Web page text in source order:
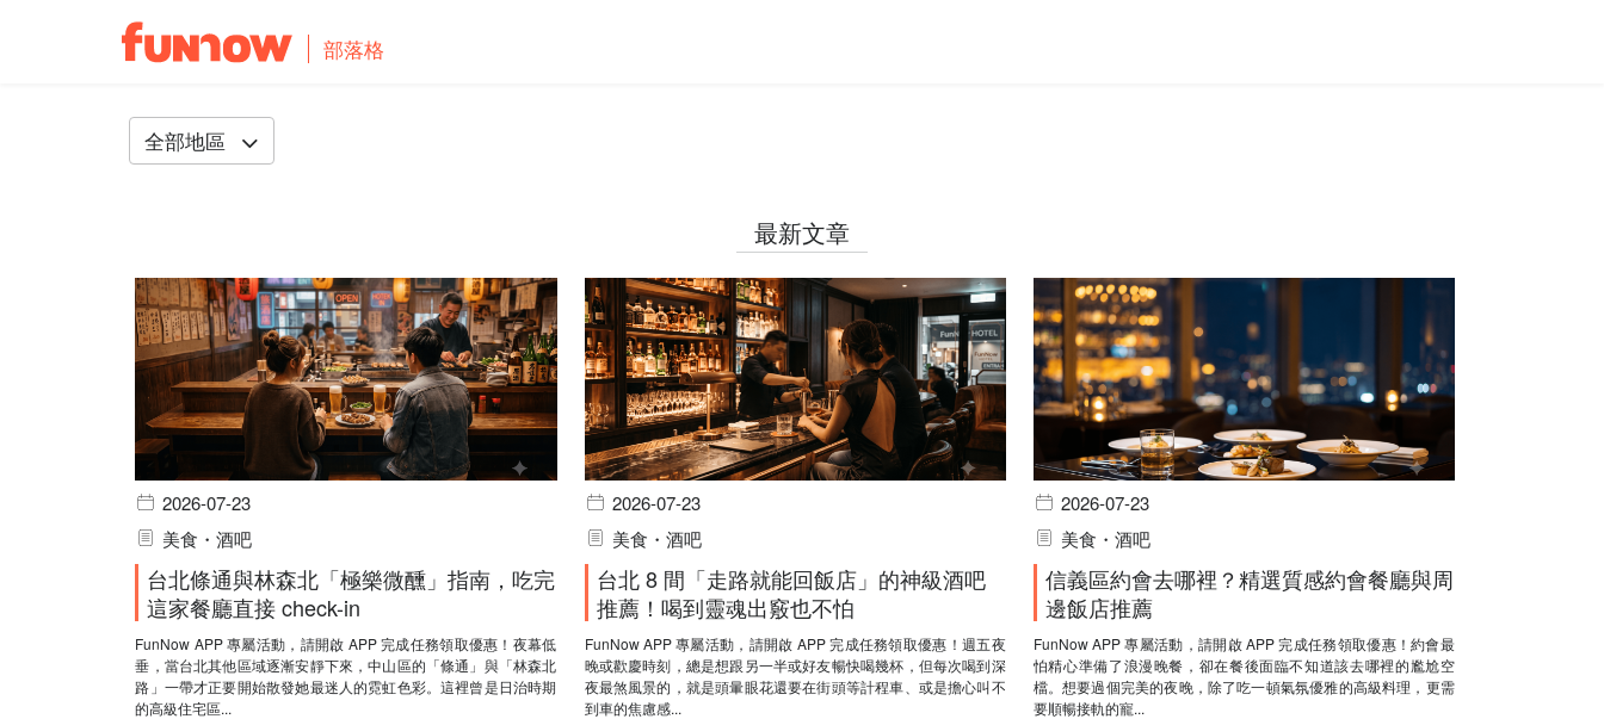
部落格
全部地區
最新文章
2026-07-23
美食・酒吧
台北條通與林森北「極樂微醺」指南，吃完
這家餐廳直接 check-in
FunNow APP 專屬活動，請開啟 APP 完成任務領取優惠！夜幕低
垂，當台北其他區域逐漸安靜下來，中山區的「條通」與「林森北
路」一帶才正要開始散發她最迷人的霓虹色彩。這裡曾是日治時期
的高級住宅區...
2026-07-23
美食・酒吧
台北 8 間「走路就能回飯店」的神級酒吧
推薦！喝到靈魂出竅也不怕
FunNow APP 專屬活動，請開啟 APP 完成任務領取優惠！週五夜
晚或歡慶時刻，總是想跟另一半或好友暢快喝幾杯，但每次喝到深
夜最煞風景的，就是頭暈眼花還要在街頭等計程車、或是擔心叫不
到車的焦慮感...
2026-07-23
美食・酒吧
信義區約會去哪裡？精選質感約會餐廳與周
邊飯店推薦
FunNow APP 專屬活動，請開啟 APP 完成任務領取優惠！約會最
怕精心準備了浪漫晚餐，卻在餐後面臨不知道該去哪裡的尷尬空
檔。想要過個完美的夜晚，除了吃一頓氣氛優雅的高級料理，更需
要順暢接軌的寵...